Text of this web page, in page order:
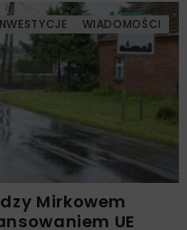
WIADOMOŚCI
Mirkowem
UE